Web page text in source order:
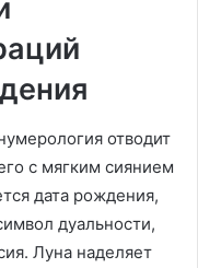
отводит
с мягким сиянием
дата рождения,
дуальности,
Луна наделяет